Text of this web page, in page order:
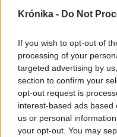
Krónika - Do Not
If you wish to opt-out of
processing of your
targeted advertising by
section to confirm your
opt-out request is
interest-based ads
us or personal
your opt-out. You may
sem kedvez a
versenyképesség
cél.
A romániai
kiemelt jelentőségű
állami vállalat